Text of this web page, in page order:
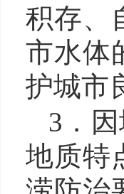
积存、
市水体
护城市
3．
地质特